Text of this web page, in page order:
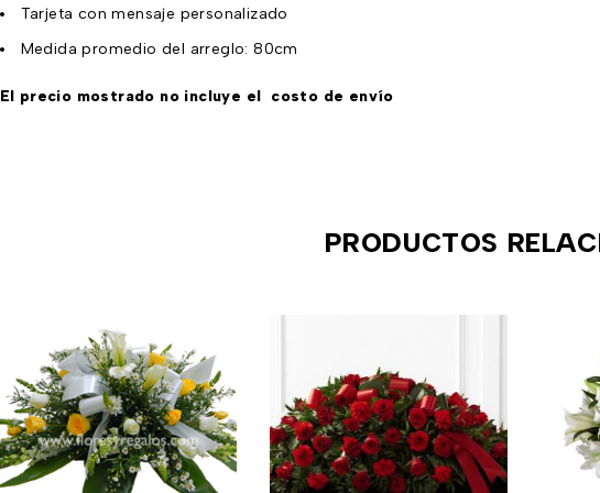
Tarjeta con mensaje personalizado
Medida promedio del arreglo: 80cm
El precio mostrado no incluye el costo de envío
PRODUCTOS